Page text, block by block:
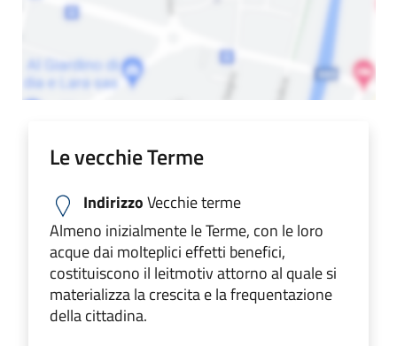
Le vecchie Terme
IndirizzoVecchie terme
Almeno inizialmente le Terme, con le loro
acque dai molteplici effetti benefici,
costituiscono il leitmotiv attorno al quale si
materializza la crescita e la frequentazione
della cittadina.